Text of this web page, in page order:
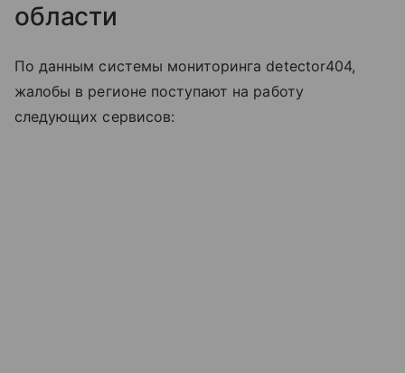
области
По данным системы мониторинга detector404,
жалобы в регионе поступают на работу
следующих сервисов: